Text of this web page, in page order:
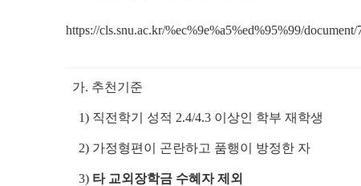
https://cls.snu.ac.kr/%ec%9e%a5%ed%95%99/
가. 추천기준
1) 직전학기 성적 2.4/4.3 이상인 학부 재학생
2) 가정형편이 곤란하고 품행이 방정한 자
3) 타 교외장학금 수혜자 제외